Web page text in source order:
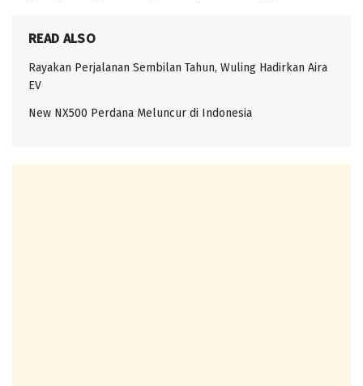
READ ALSO
Rayakan Perjalanan Sembilan Tahun, Wuling Hadirkan Aira
EV
New NX500 Perdana Meluncur di Indonesia